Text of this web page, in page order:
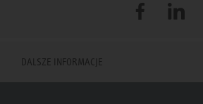
FacebookLinkedIn
DALSZE INFORMACJE